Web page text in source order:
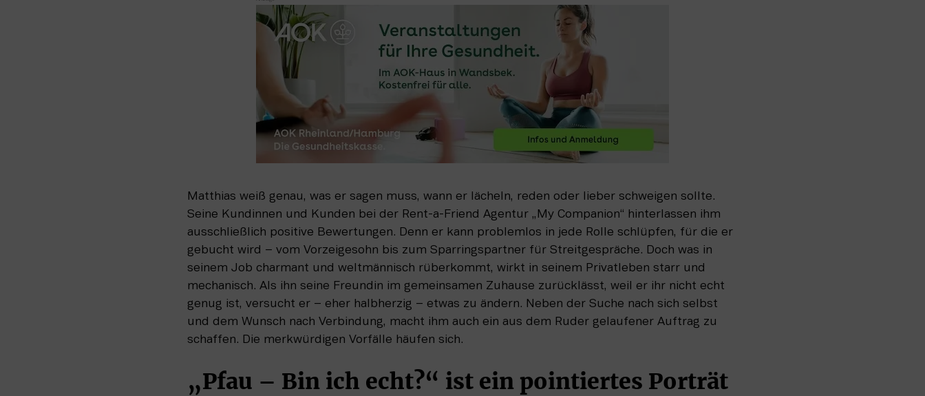
Matthias weiß genau, was er sagen muss, wann er lächeln, reden oder lieber schweigen sollte.
Seine Kundinnen und Kunden bei der Rent-a-Friend Agentur „My Companion“ hinterlassen ihm
ausschließlich positive Bewertungen. Denn er kann problemlos in jede Rolle schlüpfen, für die er
gebucht wird – vom Vorzeigesohn bis zum Sparringspartner für Streitgespräche. Doch was in
seinem Job charmant und weltmännisch rüberkommt, wirkt in seinem Privatleben starr und
mechanisch. Als ihn seine Freundin im gemeinsamen Zuhause zurücklässt, weil er ihr nicht echt
genug ist, versucht er – eher halbherzig – etwas zu ändern. Neben der Suche nach sich selbst
und dem Wunsch nach Verbindung, macht ihm auch ein aus dem Ruder gelaufener Auftrag zu
schaffen. Die merkwürdigen Vorfälle häufen sich.
„Pfau – Bin ich echt?“ ist ein pointiertes Porträt